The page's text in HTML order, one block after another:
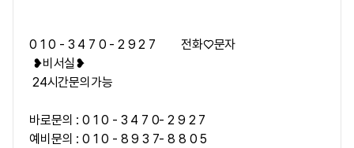
0 1 0 - 3 4 7 0 - 2 9 2 7
전화♡문자
❥비서실❥
24시간문의가능
바로문의 : 0 1 0 - 3 4 7 0- 2 9 2 7
예비문의 : 0 1 0 - 8 9 3 7- 8 8 0 5